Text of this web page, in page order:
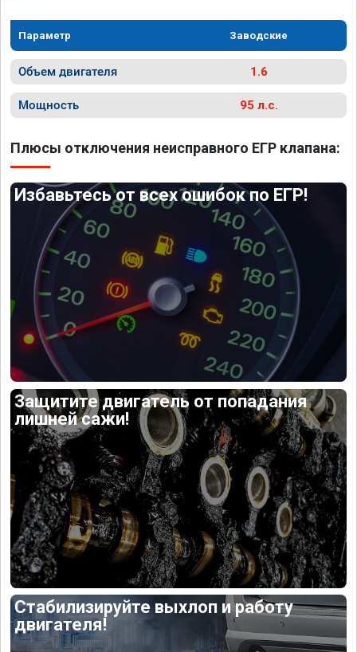
Параметр Заводские
Объем двигателя 1.6
Мощность 95 л.с.
Плюсы отключения неисправного ЕГР клапана:
Избавьтесь от всех ошибок по ЕГР!
Защитите двигатель от попадания
лишней сажи!
Стабилизируйте выхлоп и работу
двигателя!